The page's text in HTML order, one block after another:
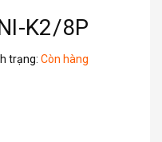
K2/8P
trạng: Còn hàng